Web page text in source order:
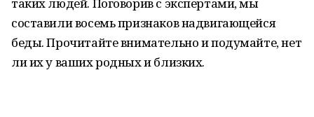
составили восемь признаков надвигающейся
беды. Прочитайте внимательно и подумайте, нет
ли их у ваших родных и близких.